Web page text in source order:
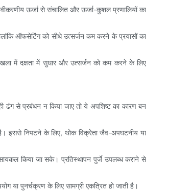
ऊर्जा से संचालित और ऊर्जा-कुशल प्रणालियों का
ऑफसेटिंग को सीधे उत्सर्जन कम करने के प्रयासों का
में दक्षता में सुधार और उत्सर्जन को कम करने के लिए
ढंग से प्रबंधन न किया जाए तो ये अपशिष्ट का कारण बन
इससे निपटने के लिए, थोक विक्रेता जैव-अपघटनीय या
किया जा सके। प्रतिस्थापन पुर्जे उपलब्ध कराने से
या पुनर्चक्रण के लिए सामग्री एकत्रित हो जाती है।